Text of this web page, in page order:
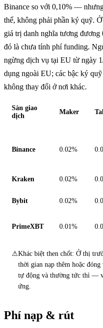
Binance so với 0,10% —
thế, không phải phần ký quỹ.
giá trị danh nghĩa tương đương
đó là chưa tính phí funding.
ngừng dịch vụ tại EU từ ngày
dụng ngoài EU; các bậc ký
không thay đổi ở nơi khác.
Sàn giao
dịch
Maker
Binance 0.02%
Kraken 0.02%
Bybit 0.02%
PrimeXBT 0.01%
⚠Khác biệt then chốt: Ở thị
thời gian nạp thêm hoặc
tự động và thường tức thì —
ứng.
Phí nạp & rút